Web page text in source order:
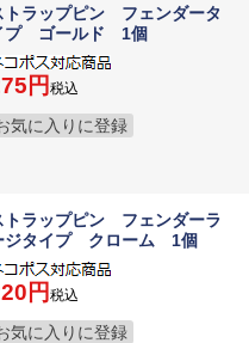
トラップピン フェンダータ
プ ゴールド 1個
税込
気に入りに登録
トラップピン フェンダーラ
ジタイプ クローム 1個
税込
気に入りに登録